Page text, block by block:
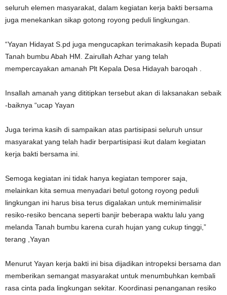
seluruh elemen masyarakat, dalam kegiatan kerja bakti bersama
juga menekankan sikap gotong royong peduli lingkungan.
“Yayan Hidayat S.pd juga mengucapkan terimakasih kepada Bupati
Tanah bumbu Abah HM. Zairullah Azhar yang telah
mempercayakan amanah Plt Kepala Desa Hidayah baroqah .
Insallah amanah yang dititipkan tersebut akan di laksanakan sebaik
-baiknya “ucap Yayan
Juga terima kasih di sampaikan atas partisipasi seluruh unsur
masyarakat yang telah hadir berpartisipasi ikut dalam kegiatan
kerja bakti bersama ini.
Semoga kegiatan ini tidak hanya kegiatan temporer saja,
melainkan kita semua menyadari betul gotong royong peduli
lingkungan ini harus bisa terus digalakan untuk meminimalisir
resiko-resiko bencana seperti banjir beberapa waktu lalu yang
melanda Tanah bumbu karena curah hujan yang cukup tinggi,”
terang ,Yayan
Menurut Yayan kerja bakti ini bisa dijadikan intropeksi bersama dan
memberikan semangat masyarakat untuk menumbuhkan kembali
rasa cinta pada lingkungan sekitar. Koordinasi penanganan resiko